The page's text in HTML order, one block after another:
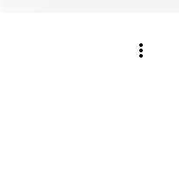
more_vert